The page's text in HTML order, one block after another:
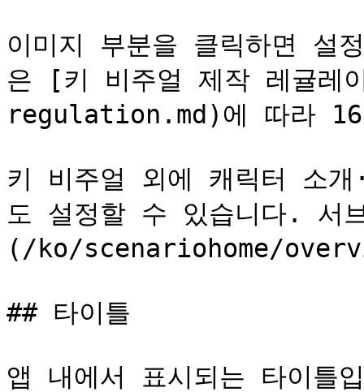
이미지 부분을 클릭하면 설
은 [키 비주얼 제작 레귤
regulation.md)에 따라
키 비주얼 외에 캐릭터 소
도 설정할 수 있습니다. 서
(/ko/scenariohome/
## 타이틀
앱 내에서 표시되는 타이틀